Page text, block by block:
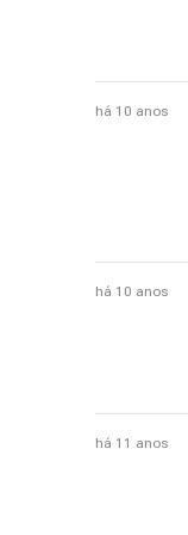
há 10 anos
há 10 anos
há 11 anos